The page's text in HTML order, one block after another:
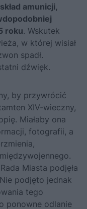
amunicji,
roku. Wskutek
w której wisiał
spadł.
dźwięk.
by przywrócić
XIV-wieczny,
Miałaby ona
fotografii, a
Miasta podjęła
podjęto jednak
tego
ponowne odlanie